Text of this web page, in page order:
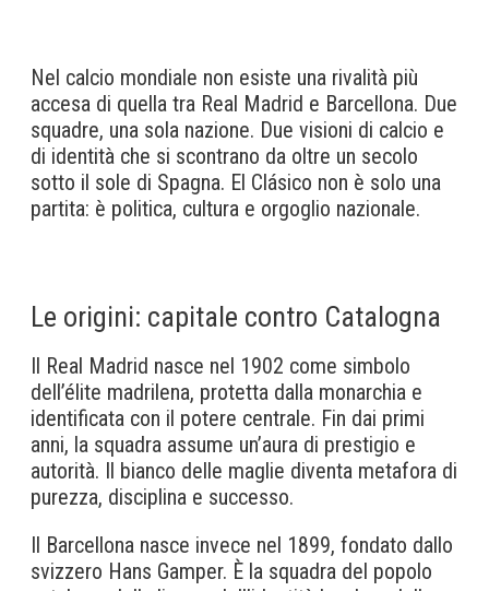
Nel calcio mondiale non esiste una rivalità più
accesa di quella tra Real Madrid e Barcellona. Due
squadre, una sola nazione. Due visioni di calcio e
di identità che si scontrano da oltre un secolo
sotto il sole di Spagna. El Clásico non è solo una
partita: è politica, cultura e orgoglio nazionale.
Le origini: capitale contro Catalogna
Il Real Madrid nasce nel 1902 come simbolo
dell’élite madrilena, protetta dalla monarchia e
identificata con il potere centrale. Fin dai primi
anni, la squadra assume un’aura di prestigio e
autorità. Il bianco delle maglie diventa metafora di
purezza, disciplina e successo.
Il Barcellona nasce invece nel 1899, fondato dallo
svizzero Hans Gamper. È la squadra del popolo